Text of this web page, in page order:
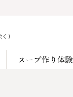
）
スープ作り体験